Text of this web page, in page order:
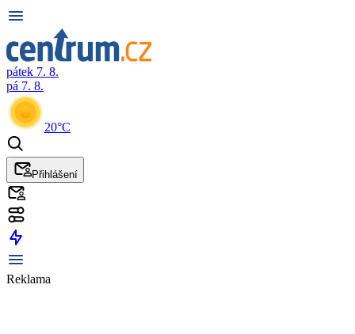
pátek 7. 8.
pá 7. 8.
20°C
Přihlášení
Reklama